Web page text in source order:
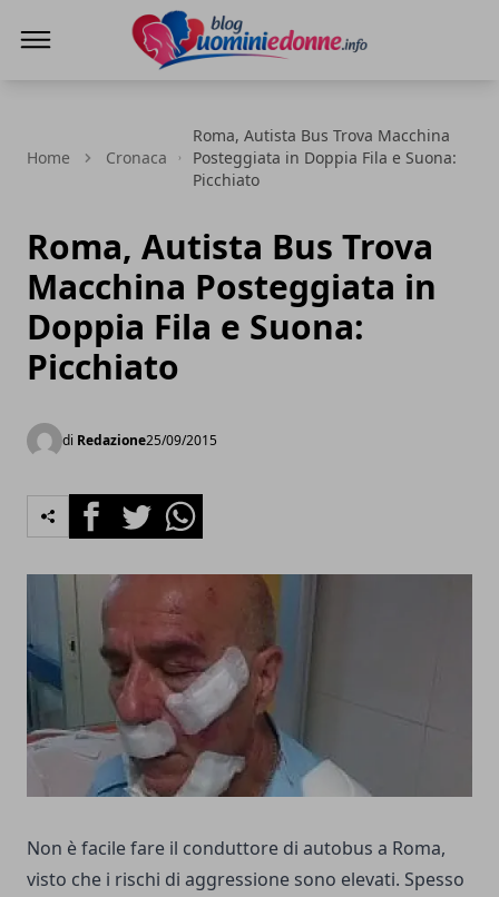
Home Cronaca
Roma, Autista Bus Trova Macchina
Posteggiata in Doppia Fila e Suona:
Picchiato
Roma, Autista Bus Trova
Macchina Posteggiata in
Doppia Fila e Suona:
Picchiato
di Redazione25/09/2015
FacebookTwitterWhatsapp
Non è facile fare il conduttore di autobus a Roma,
visto che i rischi di aggressione sono elevati. Spesso